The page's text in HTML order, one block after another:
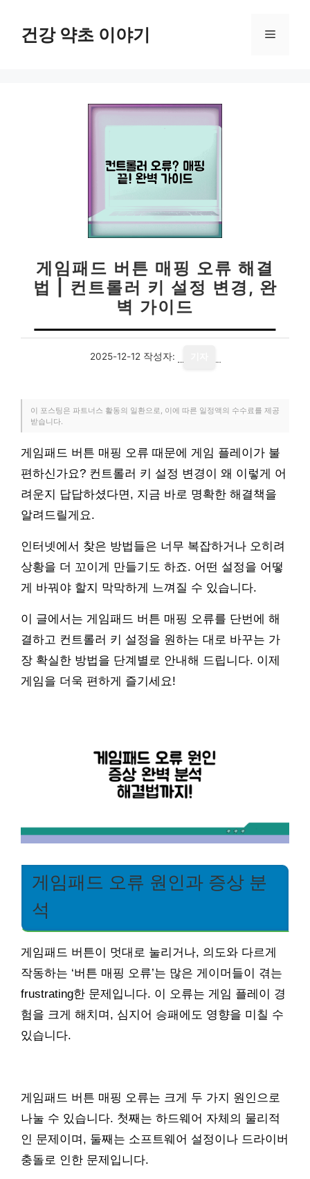
건강 약초 이야기 메
게임패드 버튼 매핑 오류 해결
법 | 컨트롤러 키 설정 변경, 완
벽 가이드
2025-12-12 작성자:
이 포스팅은 파트너스 활동의 일환으로, 이에 따른 일정액의 수수료를 제공
받습니다.
게임패드 버튼 매핑 오류 때문에 게임 플레이가 불
편하신가요? 컨트롤러 키 설정 변경이 왜 이렇게 어
려운지 답답하셨다면, 지금 바로 명확한 해결책을
알려드릴게요.
인터넷에서 찾은 방법들은 너무 복잡하거나 오히려
상황을 더 꼬이게 만들기도 하죠. 어떤 설정을 어떻
게 바꿔야 할지 막막하게 느껴질 수 있습니다.
이 글에서는 게임패드 버튼 매핑 오류를 단번에 해
결하고 컨트롤러 키 설정을 원하는 대로 바꾸는 가
장 확실한 방법을 단계별로 안내해 드립니다. 이제
게임을 더욱 편하게 즐기세요!
게임패드 오류 원인과 증상 분
석
게임패드 버튼이 멋대로 눌리거나, 의도와 다르게
작동하는 ‘버튼 매핑 오류’는 많은 게이머들이 겪는
frustrating한 문제입니다. 이 오류는 게임 플레이 경
험을 크게 해치며, 심지어 승패에도 영향을 미칠 수
있습니다.
게임패드 버튼 매핑 오류는 크게 두 가지 원인으로
나눌 수 있습니다. 첫째는 하드웨어 자체의 물리적
인 문제이며, 둘째는 소프트웨어 설정이나 드라이버
충돌로 인한 문제입니다.